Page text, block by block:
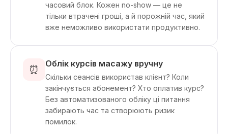
часовий блок. Кожен no-show — це не
тільки втрачені гроші, а й порожній час, який
вже неможливо використати продуктивно.
⏰ Облік курсів масажу вручну
Скільки сеансів використав клієнт? Коли
закінчується абонемент? Хто оплатив курс?
Без автоматизованого обліку ці питання
забирають час та створюють ризик
помилок.